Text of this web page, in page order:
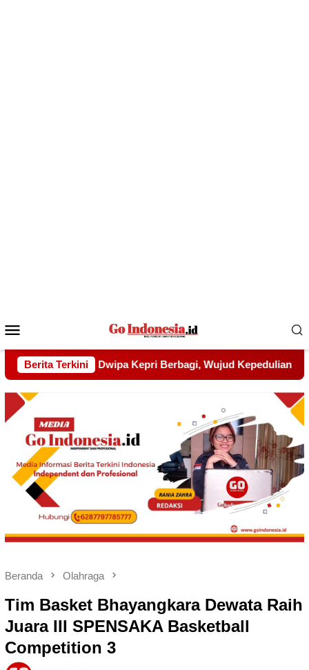
Mobile
Berita Terkini
Kepedulian kepada Pondok Tahfidz Yatim dan Dhuafa
Beranda Olahraga
Tim Basket Bhayangkara Dewata Raih
Juara III SPENSAKA Basketball
Competition 3